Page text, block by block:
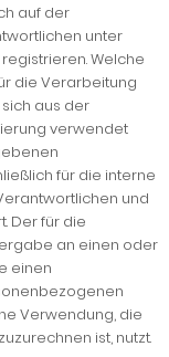
auf der
unter
Welche
die Verarbeitung
aus der
verwendet
für die interne
und
Der für die
an einen oder
einen
Verwendung, die
ist, nutzt.